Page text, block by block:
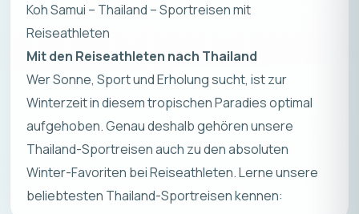
Koh Samui – Thailand – Sportreisen mit
Reiseathleten
Mit den Reiseathleten nach Thailand
Wer Sonne, Sport und Erholung sucht, ist zur
Winterzeit in diesem tropischen Paradies optimal
aufgehoben. Genau deshalb gehören unsere
Thailand-Sportreisen auch zu den absoluten
Winter-Favoriten bei Reiseathleten. Lerne unsere
beliebtesten Thailand-Sportreisen kennen: